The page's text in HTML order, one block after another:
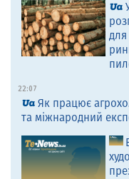
для
22:07
Як працює
та міжнародний